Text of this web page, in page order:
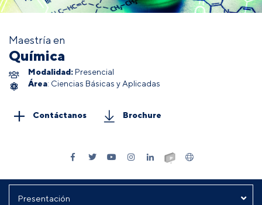
Maestría en
Química
Modalidad: Presencial
Área: Ciencias Básicas y Aplicadas
Contáctanos Brochure